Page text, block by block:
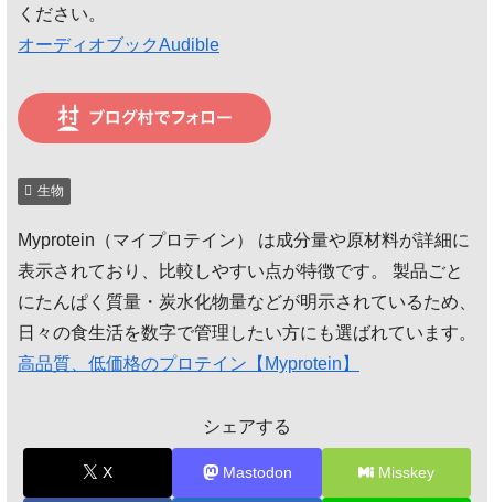
ください。
オーディオブックAudible
生物
Myprotein（マイプロテイン） は成分量や原材料が詳細に
表示されており、比較しやすい点が特徴です。 製品ごと
にたんぱく質量・炭水化物量などが明示されているため、
日々の食生活を数字で管理したい方にも選ばれています。
高品質、低価格のプロテイン【Myprotein】
シェアする
X Mastodon Misskey